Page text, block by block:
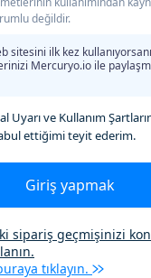
değildir.
sitesini ilk kez
Mercuryo.io ile
Uyarı ve Kullanım
ettiğimi teyit ederim.
Giriş yapmak
sipariş geçmişinizi
tıklayın.